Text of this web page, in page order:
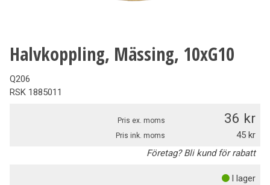
Halvkoppling, Mässing, 10xG10
Q206
RSK 1885011
Pris ex. moms 36
Pris ink. moms
45
Företag? Bli kund för rabatt
I lager